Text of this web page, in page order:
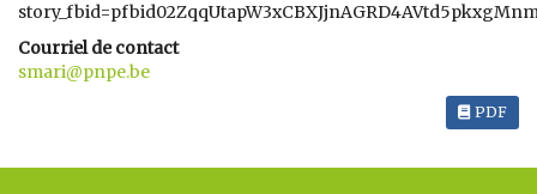
Courriel de contact
smari@pnpe.be
PDF